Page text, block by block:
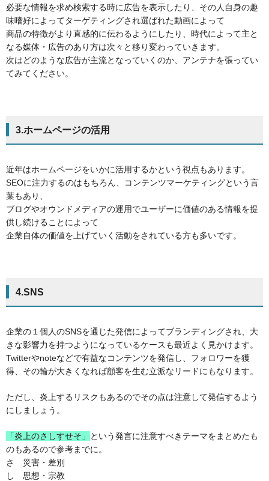
必要な情報を求め検索する時に広告を表示したり、その人自身の趣
味嗜好によってターゲティングされ選ばれた動画によって
商品の特徴がより直感的に伝わるようにしたり、時代によって主と
なる媒体・広告のあり方は次々と移り変わっていきます。
次はどのような広告が主流となっていくのか、アンテナを張ってい
てみてください。
3.ホームページの活用
近年はホームページをいかに活用するかという視点もあります。
SEOに注力するのはもちろん、コンテンツマーケティングという言
葉もあり、
ブログやオウンドメディアの運用でユーザーに価値のある情報を提
供し続けることによって
企業自体の価値を上げていく活動をされている方も多いです。
4.SNS
企業の１個人のSNSを通じた発信によってブランディングされ、大
きな影響力を持つようになっているケースも最近よく見かけます。
Twitterやnoteなどで有益なコンテンツを発信し、フォロワーを獲
得、その輪が大きくなれば顧客を生む立派なリードにもなります。
ただし、炎上するリスクもあるのでその点は注意して発信するよう
にしましょう。
「炎上のさしすせそ」
という発言に注意すべきテーマをまとめたも
のもあるので参考までに。
さ 災害・差別
し 思想・宗教